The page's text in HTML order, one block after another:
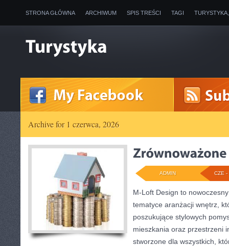
STRONA GŁÓWNA ARCHIWUM SPIS TREŚCI TAGI
Archive for 1 czerwca, 2026
CZE -
ADMIN
M-Loft Design to
tematyce aranżacji wnętrz,
poszukujące stylowych
mieszkania oraz przestrzeni
stworzone dla wszystkich,